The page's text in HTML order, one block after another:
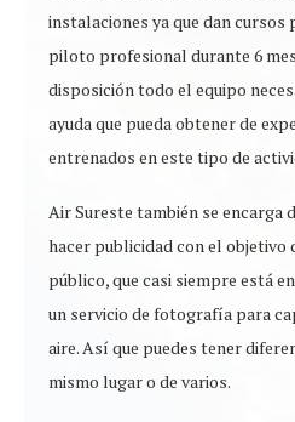
instalaciones ya que dan cursos
piloto profesional durante 6
disposición todo el equipo
ayuda que pueda obtener de
entrenados en este tipo de
Air Sureste también se encarga
hacer publicidad con el objetivo
público, que casi siempre está
un servicio de fotografía para
aire. Así que puedes tener
mismo lugar o de varios.